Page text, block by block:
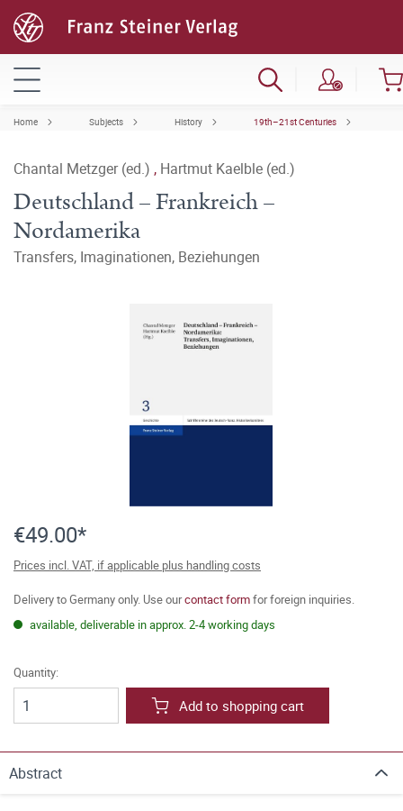
Home Subjects History 19th–21st Centuries
Chantal Metzger (ed.) , Hartmut Kaelble (ed.)
Deutschland – Frankreich –
Nordamerika
Transfers, Imaginationen, Beziehungen
€49.00*
Prices incl. VAT, if applicable plus handling costs
Delivery to Germany only. Use ourcontact formfor foreign inquiries.
available, deliverable in approx. 2-4 working days
Quantity:
Add to shopping cart
Abstract